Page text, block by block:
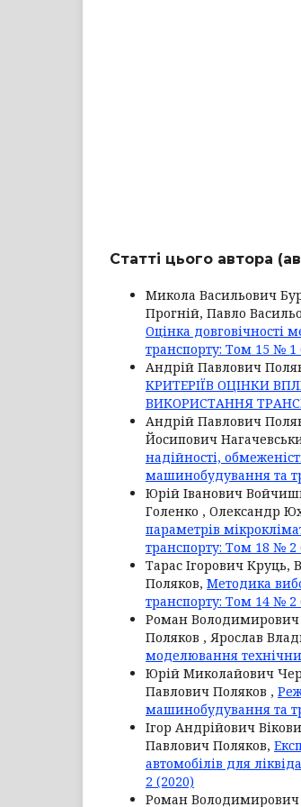
Статті цього автора
Микола Васильович
Прогній, Павло
Оцінка довговічності
транспорту: Том 15 № 1
Андрій Павлович
КРИТЕРІЇВ ОЦІНКИ
ВИКОРИСТАННЯ
Андрій Павлович
Йосипович
надійності,
машинобудування та
Юрій Іванович
Голенко , Олександр
параметрів
транспорту: Том 18 № 2
Тарас Ігорович
Поляков, Методика
транспорту: Том 14 № 2
Роман Володимирович
Поляков , Ярослав
моделювання
Юрій Миколайович
Павлович Поляков ,
машинобудування та
Ігор Андрійович
Павлович Поляков,
автомобілів для
2 (2020)
Роман Володимирович